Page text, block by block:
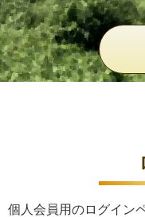
個人会員用のログイン